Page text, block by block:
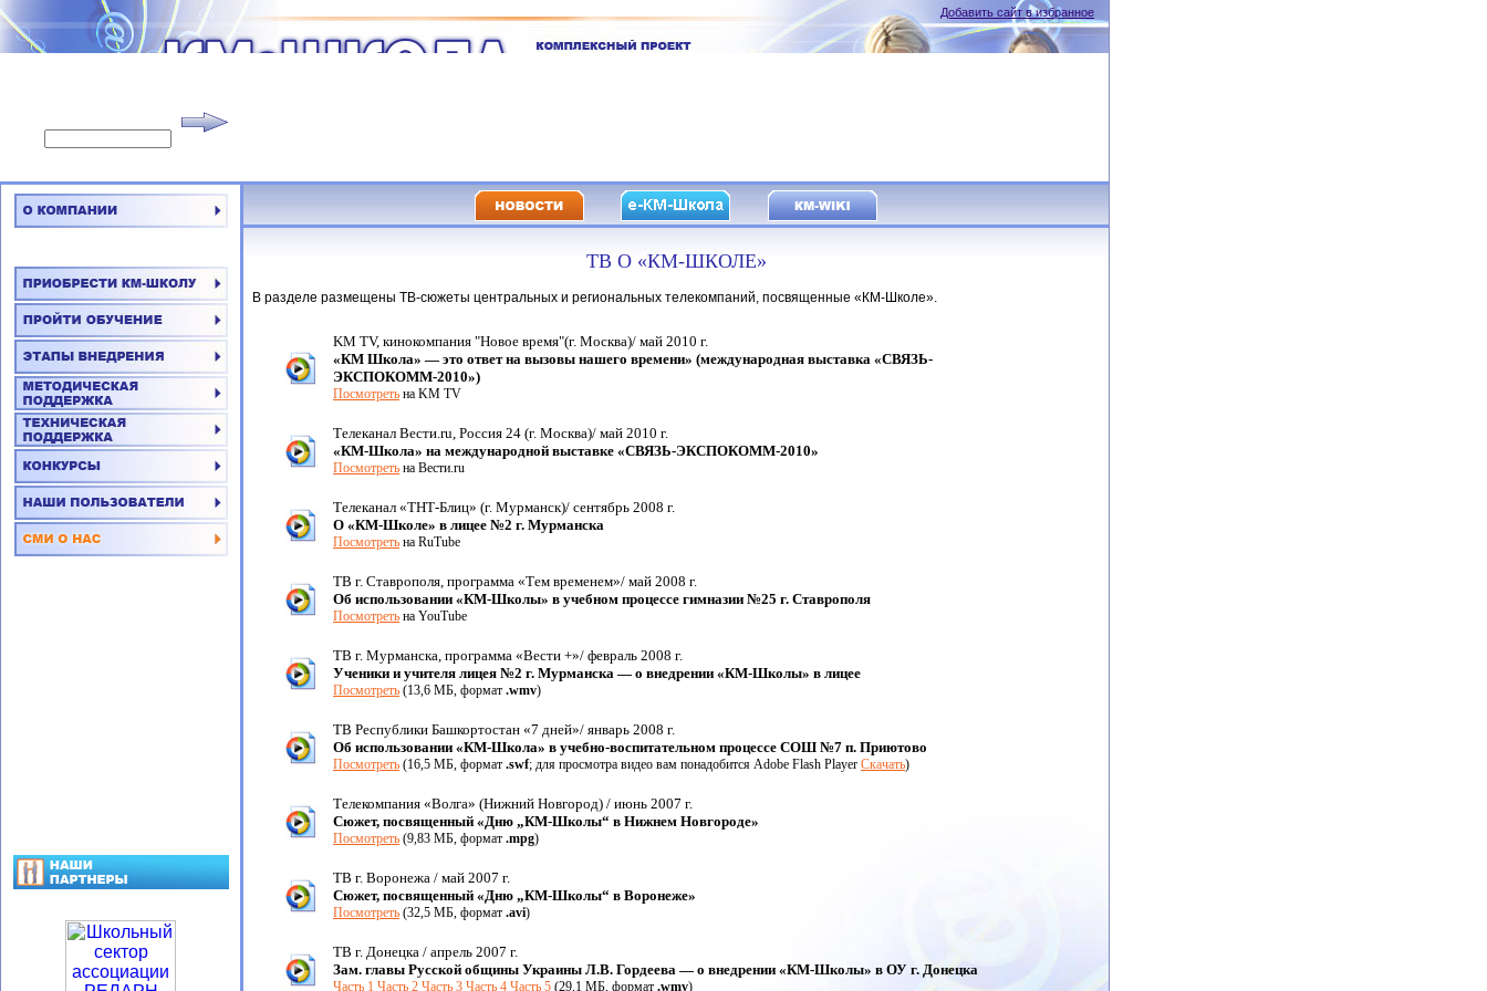
Добавить сайт в избранное
ТВ О «КМ-ШКОЛЕ»
В разделе размещены ТВ-сюжеты центральных и региональных телекомпаний, посвященные «КМ-Школе».
KM TV, кинокомпания "Новое время"(г. Москва)/ май 2010 г.
«КМ Школа» — это ответ на вызовы нашего времени» (международная выставка «СВЯЗЬ-
ЭКСПОКОММ-2010»)
Посмотреть на KM TV
Телеканал Вести.ru, Россия 24 (г. Москва)/ май 2010 г.
«КМ-Школа» на международной выставке «СВЯЗЬ-ЭКСПОКОММ-2010»
Посмотреть на Вести.ru
Телеканал «ТНТ-Блиц» (г. Мурманск)/ сентябрь 2008 г.
О «КМ-Школе» в лицее №2 г. Мурманска
Посмотреть на RuTube
ТВ г. Ставрополя, программа «Тем временем»/ май 2008 г.
Об использовании «КМ-Школы» в учебном процессе гимназии №25 г. Ставрополя
Посмотреть на YouTube
ТВ г. Мурманска, программа «Вести +»/ февраль 2008 г.
Ученики и учителя лицея №2 г. Мурманска — о внедрении «КМ-Школы» в лицее
Посмотреть (13,6 МБ, формат .wmv)
ТВ Республики Башкортостан «7 дней»/ январь 2008 г.
Об использовании «КМ-Школа» в учебно-воспитательном процессе СОШ №7 п. Приютово
Посмотреть (16,5 МБ, формат .swf; для просмотра видео вам понадобится Adobe Flash Player Скачать)
Телекомпания «Волга» (Нижний Новгород) / июнь 2007 г.
Сюжет, посвященный «Дню „КМ-Школы“ в Нижнем Новгороде»
Посмотреть (9,83 МБ, формат .mpg)
ТВ г. Воронежа / май 2007 г.
Сюжет, посвященный «Дню „КМ-Школы“ в Воронеже»
Посмотреть (32,5 МБ, формат .avi)
ТВ г. Донецка / апрель 2007 г.
Зам. главы Русской общины Украины Л.В. Гордеева — о внедрении «КМ-Школы» в ОУ г. Донецка
Часть 1 Часть 2 Часть 3 Часть 4 Часть 5 (29,1 МБ, формат .wmv)